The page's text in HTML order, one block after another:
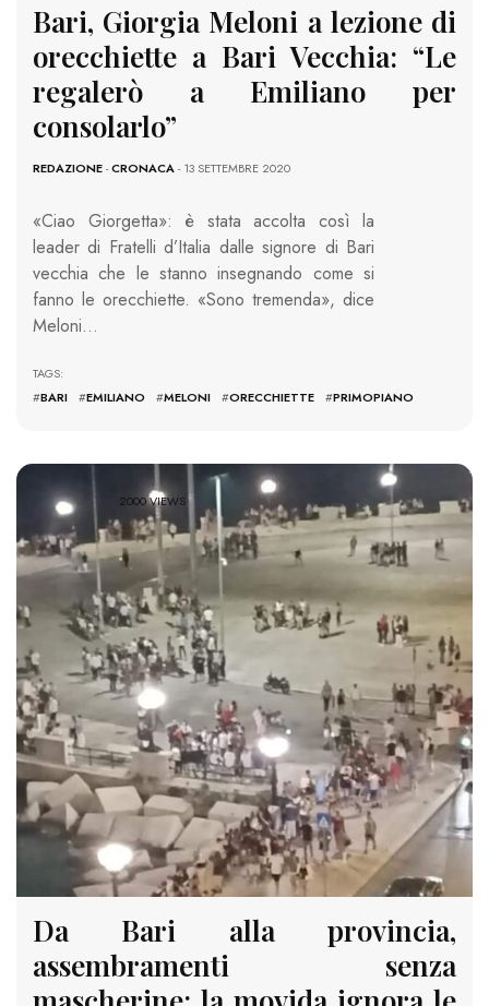
Bari, Giorgia Meloni a lezione di
orecchiette a Bari Vecchia: “Le
regalerò a Emiliano per
consolarlo”
REDAZIONE-CRONACA- 13 SETTEMBRE 2020
«Ciao Giorgetta»: è stata accolta così la
leader di Fratelli d’Italia dalle signore di Bari
vecchia che le stanno insegnando come si
fanno le orecchiette. «Sono tremenda», dice
Meloni…
TAGS:
#BARI #EMILIANO #MELONI #ORECCHIETTE #PRIMOPIANO
2000 VIEWS
Da Bari alla provincia,
assembramenti senza